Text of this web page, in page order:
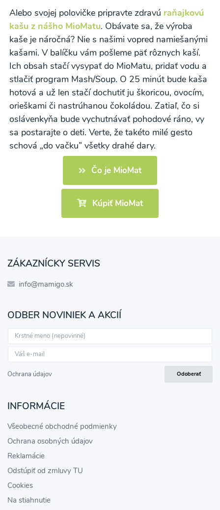
Alebo svojej polovičke pripravte zdravú raňajkovú
kašu z nášho MioMatu. Obávate sa, že výroba
kaše je náročná? Nie s našimi vopred namiešanými
kašami. V balíčku vám pošleme päť rôznych kaší.
Ich obsah stačí vysypať do MioMatu, pridať vodu a
stlačiť program Mash/Soup. O 25 minút bude kaša
hotová a už len stačí dochutiť ju škoricou, ovocím,
orieškami či nastrúhanou čokoládou. Zatiaľ, čo si
oslávenkyňa bude vychutnávať pohodové ráno, vy
sa postarajte o deti. Verte, že takéto milé gesto
schová „do vačku” všetky drahé dary.
Čo je MioMat
Kúpiť MioMat
ZÁKAZNÍCKY SERVIS
info@mamigo.sk
ODBER NOVINIEK A AKCIÍ
Ochrana údajov Odoberať
INFORMÁCIE
Všeobecné obchodné podmienky
Ochrana osobných údajov
Reklamácie
Odstúpiť od zmluvy TU
Cookies
Na stiahnutie